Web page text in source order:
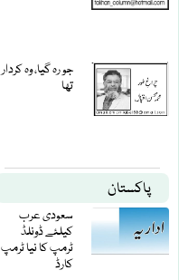
جو رہ گیا، وہ کردار
تھا
پاکستان
سعودی عرب
کیلئے ڈونلڈ
ٹرمپ کا نیا ٹرمپ
کارڈ